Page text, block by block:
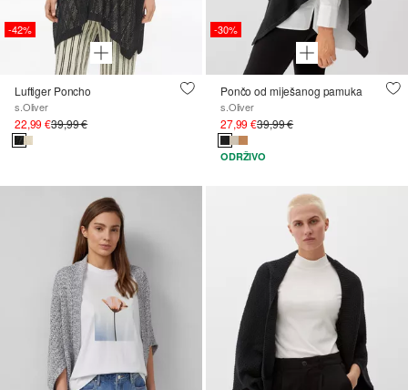
-42%
Luftiger Poncho
s.Oliver
22,99 €39,99 €
-30%
Pončo od miješanog pamuka
s.Oliver
27,99 €39,99 €
ODRŽIVO